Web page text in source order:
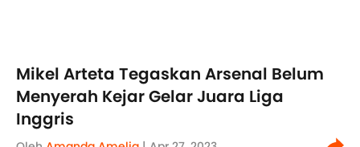
Mikel Arteta Tegaskan Arsenal Belum
Menyerah Kejar Gelar Juara Liga
Inggris